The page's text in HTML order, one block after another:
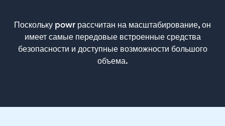
Поскольку powr рассчитан на масштабирование, он
имеет самые передовые встроенные средства
безопасности и доступные возможности большого
объема.